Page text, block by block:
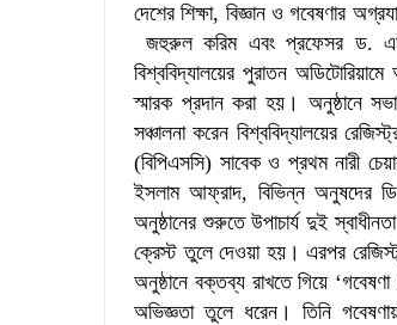
দেশের শিক্ষা, বিজ্ঞান ও গবেষণার
জহুরুল করিম এবং প্রফেসর ড. এম.
বিশ্ববিদ্যালয়ের পুরাতন
স্মারক প্রদান করা হয়। অনুষ্ঠানে
সঞ্চালনা করেন বিশ্ববিদ্যালয়ের
(বিপিএসসি) সাবেক ও প্রথম নারী
ইসলাম আফ্রাদ, বিভিন্ন অনুষদের
অনুষ্ঠানের শুরুতে উপাচার্য দুই
ক্রেস্ট তুলে দেওয়া হয়। এরপর
অনুষ্ঠানে বক্তব্য রাখতে গিয়ে
অভিজ্ঞতা তুলে ধরেন। তিনি